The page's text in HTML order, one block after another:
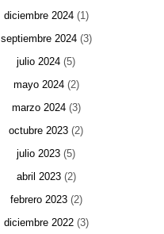
diciembre 2024(1)
septiembre 2024(3)
julio 2024 (5)
mayo 2024(2)
marzo 2024(3)
octubre 2023 (2)
julio 2023 (5)
abril 2023(2)
febrero 2023(2)
diciembre 2022(3)